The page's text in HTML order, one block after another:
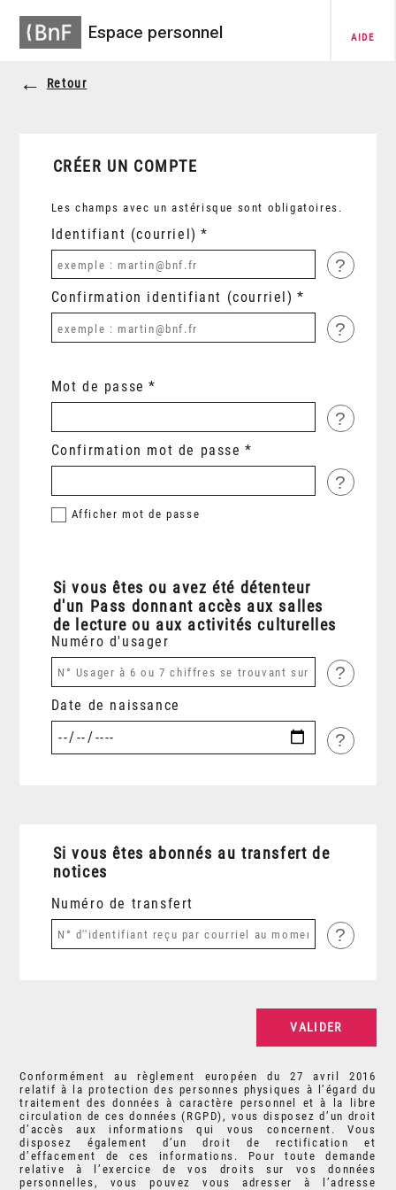
Espace personnel AIDE
Retour
CRÉER UN COMPTE
Les champs avec un astérisque sont obligatoires.
Identifiant (courriel)
?
Confirmation identifiant (courriel)
?
Mot de passe
?
Confirmation mot de passe
?
Afficher mot de passe
Si vous êtes ou avez été détenteur
d'un Pass donnant accès aux salles
de lecture ou aux activités culturelles
Numéro d'usager
?
Date de naissance
?
Si vous êtes abonnés au transfert de
notices
Numéro de transfert
?
Conformément au règlement européen du 27 avril 2016
relatif à la protection des personnes physiques à l’égard du
traitement des données à caractère personnel et à la libre
circulation de ces données (RGPD), vous disposez d’un droit
d’accès aux informations qui vous concernent. Vous
disposez également d’un droit de rectification et
d’effacement de ces informations. Pour toute demande
relative à l’exercice de vos droits sur vos données
personnelles, vous pouvez vous adresser à l’adresse